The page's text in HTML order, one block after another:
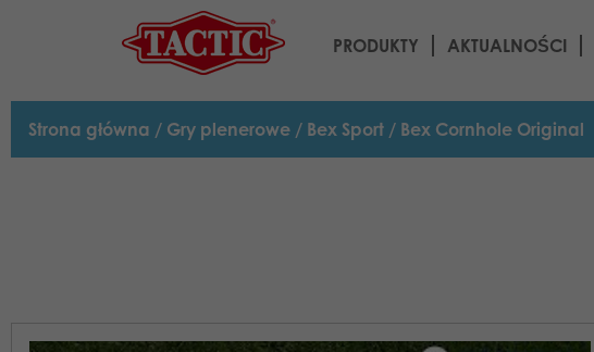
PRODUKTY AKTUALNOŚCI
Strona główna / Gry plenerowe / Bex Sport / Bex Cornhole Original